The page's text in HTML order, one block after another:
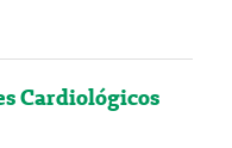
Cardiológicos